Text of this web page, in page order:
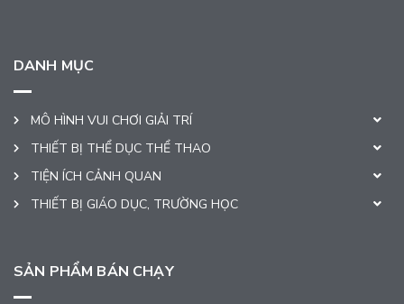
DANH MỤC
MÔ HÌNH VUI CHƠI GIẢI TRÍ
THIẾT BỊ THỂ DỤC THỂ THAO
TIỆN ÍCH CẢNH QUAN
THIẾT BỊ GIÁO DỤC, TRƯỜNG HỌC
SẢN PHẨM BÁN CHẠY